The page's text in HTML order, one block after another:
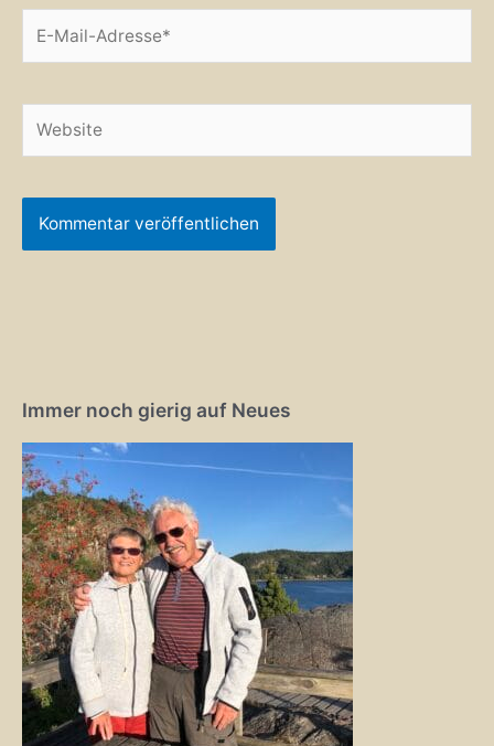
Mail-
Immer noch gierig auf Neues